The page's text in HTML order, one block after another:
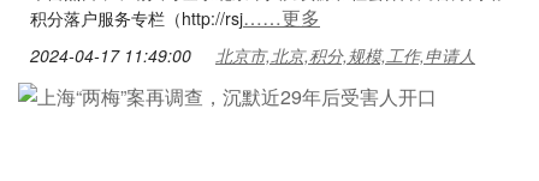
积分落户服务专栏（http://rsj……更多
2024-04-17 11:49:00 北京市,北京,积分,规模,工作,申请人